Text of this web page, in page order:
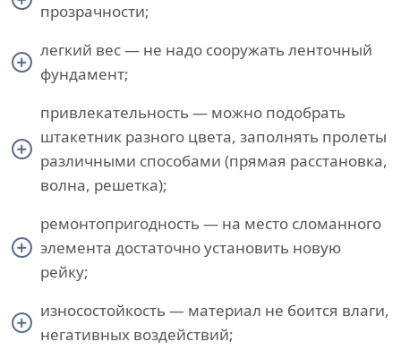
прозрачности;
легкий вес — не надо сооружать ленточный
фундамент;
привлекательность — можно подобрать
штакетник разного цвета, заполнять пролеты
различными способами (прямая расстановка,
волна, решетка);
ремонтопригодность — на место сломанного
элемента достаточно установить новую
рейку;
износостойкость — материал не боится влаги,
негативных воздействий;